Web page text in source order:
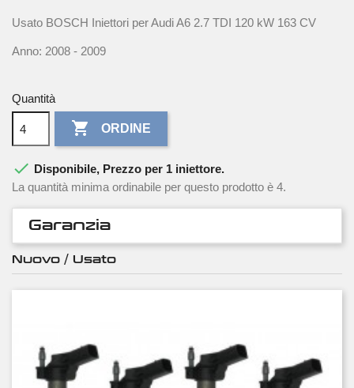
Usato BOSCH Iniettori per Audi A6 2.7 TDI 120 kW 163 CV
Anno: 2008 - 2009
Quantità
 ORDINE
 Disponibile, Prezzo per 1 iniettore.
La quantità minima ordinabile per questo prodotto è 4.
Garanzia
Nuovo / Usato